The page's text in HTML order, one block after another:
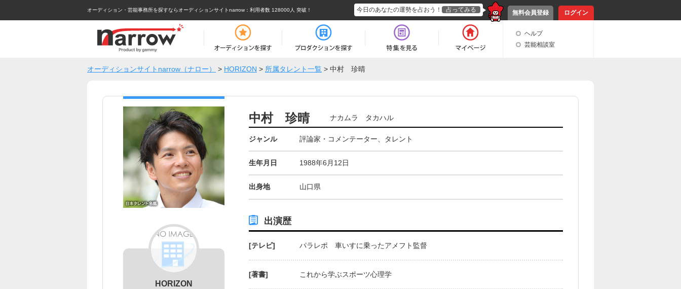
オーディション・芸能事務所を探すならオーディションサイトnarrow ：利用者数 128000人 突破！ 無料会員登録 ログイン
今日のあなたの運勢を占おう！ 占ってみる
ヘルプ
芸能相談室
オーディションサイトnarrow（ナロー） > HORIZON > 所属タレント一覧 > 中村 珍晴
HORIZON
中村 珍晴 ナカムラ タカハル
ジャンル 評論家・コメンテーター、タレント
生年月日 1988年6月12日
出身地 山口県
出演歴
[テレビ] パラレポ 車いすに乗ったアメフト監督
[著書] これから学ぶスポーツ心理学